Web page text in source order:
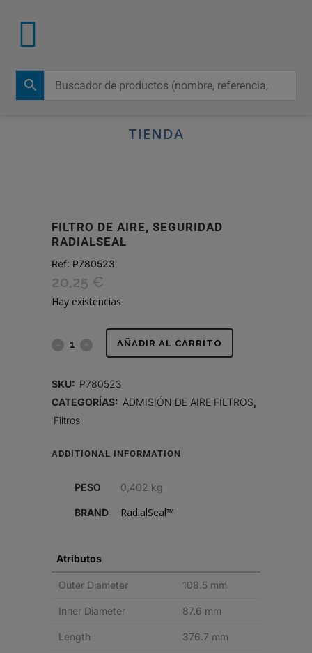
TIENDA
FILTRO DE AIRE, SEGURIDAD
RADIALSEAL
Ref: P780523
20,25 €
Hay existencias
FILTRO
SEGURIDAD
AÑADIR AL CARRITO
SKU: P780523
CATEGORÍAS: ADMISIÓN DE AIRE FILTROS
Filtros
ADDITIONAL INFORMATION
PESO 0,402 kg
BRAND RadialSeal™
Atributos
Outer Diameter 108.5 mm
Inner Diameter 87.6 mm
Length 376.7 mm